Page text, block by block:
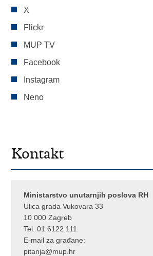
X
Flickr
MUP TV
Facebook
Instagram
Neno
Kontakt
Ministarstvo unutarnjih poslova RH
Ulica grada Vukovara 33
10 000 Zagreb
Tel:01 6122 111
E-mail za građane:
pitanja@mup.hr